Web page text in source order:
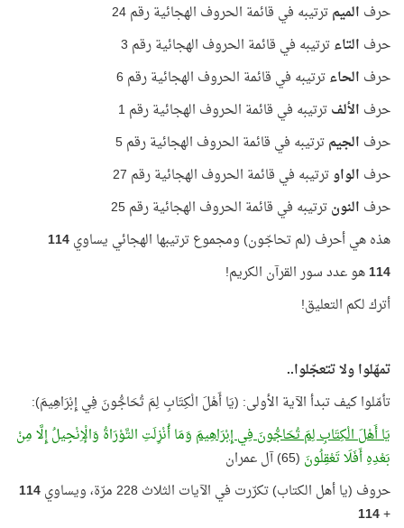
حرف الميمترتيبه في قائمة الحروف الهجائية رقم 24
حرف التاءترتيبه في قائمة الحروف الهجائية رقم 3
حرف الحاءترتيبه في قائمة الحروف الهجائية رقم 6
حرف الألفترتيبه في قائمة الحروف الهجائية رقم 1
حرف الجيمترتيبه في قائمة الحروف الهجائية رقم 5
حرف الواوترتيبه في قائمة الحروف الهجائية رقم 27
حرف النونترتيبه في قائمة الحروف الهجائية رقم 25
هذه هي أحرف (لم تحاجّون) ومجموع ترتيبها الهجائي يساوي114
114هو عدد سور القرآن الكريم!
أترك لكم التعليق!
تمهّلوا ولا تتعجّلوا..
تأمّلوا كيف تبدأ الآية الأولى: (يَا أَهْلَ الْكِتَابِ لِمَ تُحَاجُّونَ فِي إِبْرَاهِيمَ):
يَا أَهْلَ الْكِتَابِ لِمَ تُحَاجُّونَ فِي إِبْرَاهِيمَ وَمَا أُنْزِلَتِ التَّوْرَاةُ وَالْإِنْجِيلُ إِلَّا مِنْ
بَعْدِهِ أَفَلَا تَعْقِلُونَ (65) آل عمران
حروف (يا أهل الكتاب) تكرّرت في الآيات الثلاث 228 مرّة، ويساوي
114
+
114